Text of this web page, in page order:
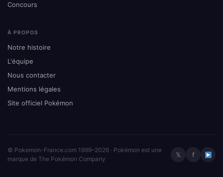
Concours
À PROPOS
Notre histoire
L'équipe
Nous contacter
Mentions légales
Site officiel Pokémon
© Pokemon-France.com 1999–2026 · Pokémon est une
marque de The Pokémon Company
𝕏 f